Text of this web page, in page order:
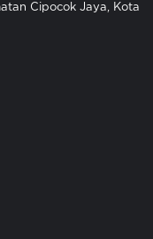
Cipocok Jaya, Kota